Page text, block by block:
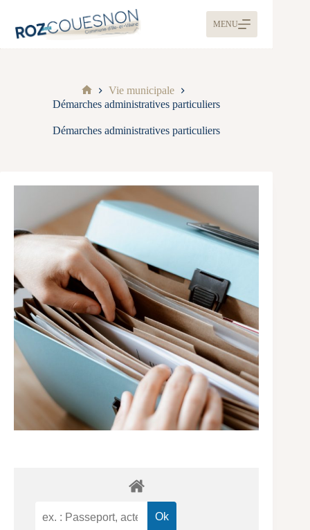
MENU
Vie municipale
Démarches administratives particuliers
Démarches administratives particuliers